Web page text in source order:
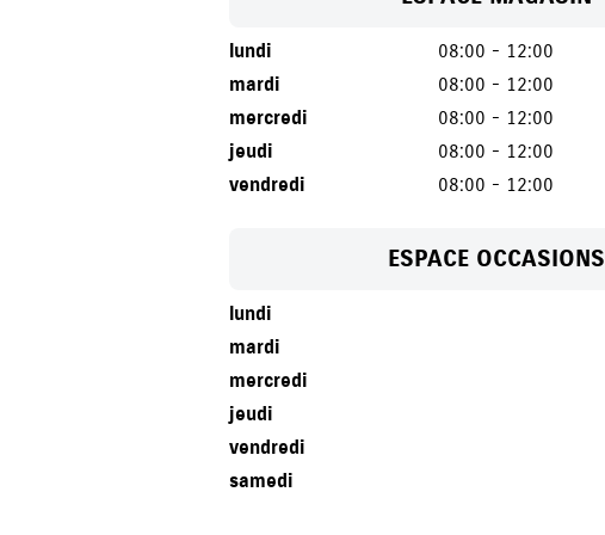
lundi 08:00 - 12:00
mardi
08:00 - 12:00
mercredi
08:00 - 12:00
jeudi
08:00 - 12:00
vendredi
08:00 - 12:00
ESPACE OCCASIONS
lundi
mardi
mercredi
jeudi
vendredi
samedi